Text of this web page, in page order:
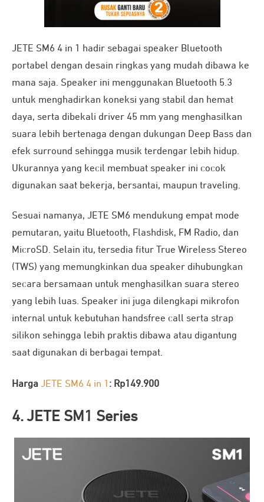
JETE SM6 4 in 1 hadir sebagai speaker Bluetooth
portabel dengan desain ringkas yang mudah dibawa ke
mana saja. Speaker ini menggunakan Bluetooth 5.3
untuk menghadirkan koneksi yang stabil dan hemat
daya, serta dibekali driver 45 mm yang menghasilkan
suara lebih bertenaga dengan dukungan Deep Bass dan
efek surround sehingga musik terdengar lebih hidup.
Ukurannya yang kecil membuat speaker ini cocok
digunakan saat bekerja, bersantai, maupun traveling.
Sesuai namanya, JETE SM6 mendukung empat mode
pemutaran, yaitu Bluetooth, Flashdisk, FM Radio, dan
MicroSD. Selain itu, tersedia fitur True Wireless Stereo
(TWS) yang memungkinkan dua speaker dihubungkan
secara bersamaan untuk menghasilkan suara stereo
yang lebih luas. Speaker ini juga dilengkapi mikrofon
internal untuk kebutuhan handsfree call serta strap
silikon sehingga lebih praktis dibawa atau digantung
saat digunakan di berbagai tempat.
Harga JETE SM6 4 in 1 : Rp149.900
4. JETE SM1 Series